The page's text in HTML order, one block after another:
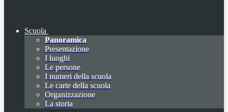
Scuola
Panoramica
Presentazione
I luoghi
Le persone
I numeri della scuola
Le carte della scuola
Organizzazione
La storia